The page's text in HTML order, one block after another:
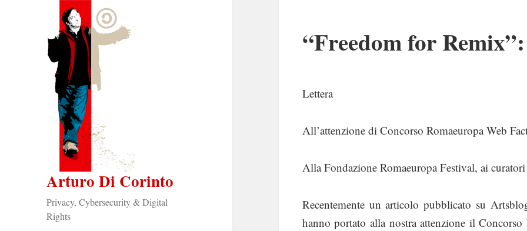
Arturo Di Corinto
Privacy, Cybersecurity & Digital
Rights
“Freedom for
Lettera
All’attenzione di Concorso Romaeuropa Web
Alla Fondazione Romaeuropa Festival, ai
Recentemente un articolo pubblicato su
hanno portato alla nostra attenzione il